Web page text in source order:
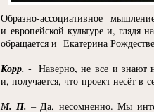
Образно-ассоциативное
и европейской культуре и, глядя
обращается и Екатерина
Корр. - Наверно, не все и знают
и, получается, что проект несёт в
М. П. – Да, несомненно. Мы